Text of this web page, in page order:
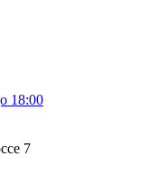
18:00
7